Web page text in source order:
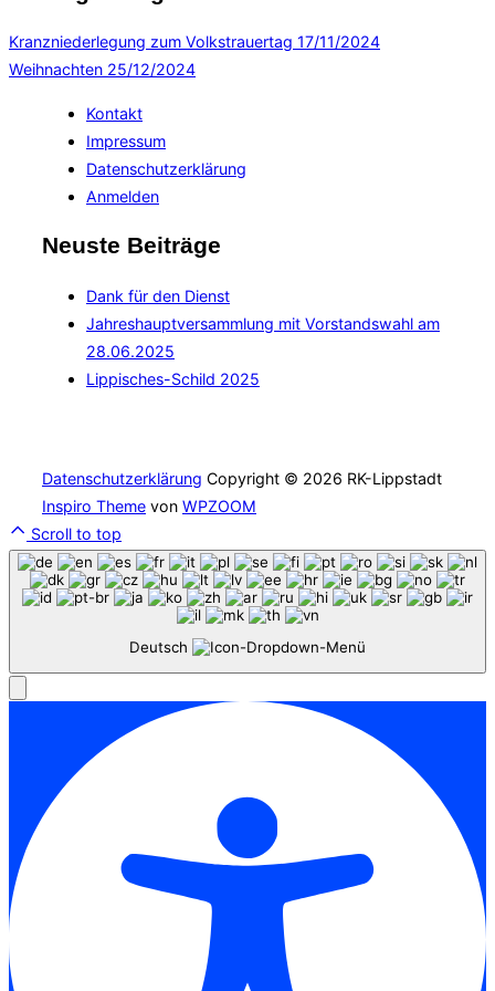
Kranzniederlegung zum Volkstrauertag 17/11/2024
Weihnachten 25/12/2024
Kontakt
Impressum
Datenschutzerklärung
Anmelden
Neuste Beiträge
Dank für den Dienst
Jahreshauptversammlung mit Vorstandswahl am
28.06.2025
Lippisches-Schild 2025
Datenschutzerklärung Copyright © 2026 RK-Lippstadt
Inspiro Theme von WPZOOM
Scroll to top
Deutsch